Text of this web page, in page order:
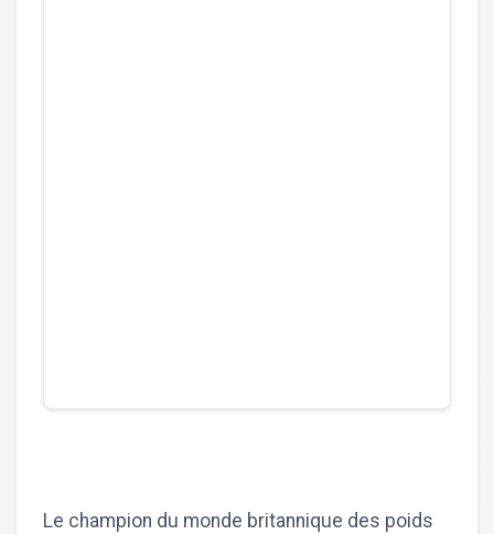
Le champion du monde britannique des poids